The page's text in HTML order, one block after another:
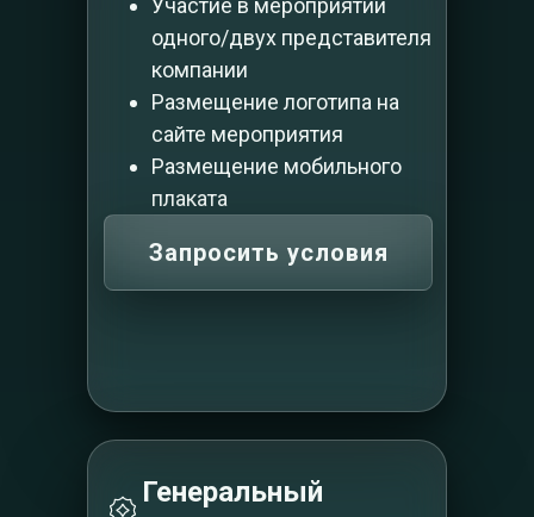
Участие в мероприятии
одного/двух представителя
компании
Размещение логотипа на
сайте мероприятия
Размещение мобильного
плаката
Запросить условия
Генеральный